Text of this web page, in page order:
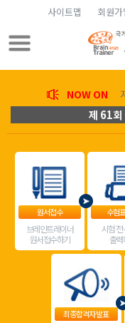
사이트맵 회원가
NOW ON
제 61
원서접수
브레인트레이너
원서접수하기
수험
시험
출
최종합격자 발표